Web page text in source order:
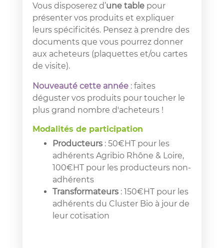
Vous disposerez d’une table pour
présenter vos produits et expliquer
leurs spécificités. Pensez à prendre des
documents que vous pourrez donner
aux acheteurs (plaquettes et/ou cartes
de visite).
Nouveauté cette année : faites
déguster vos produits pour toucher le
plus grand nombre d'acheteurs !
Modalités de participation
Producteurs : 50€HT pour les
adhérents Agribio Rhône & Loire,
100€HT pour les producteurs non-
adhérents
Transformateurs : 150€HT pour les
adhérents du Cluster Bio à jour de
leur cotisation